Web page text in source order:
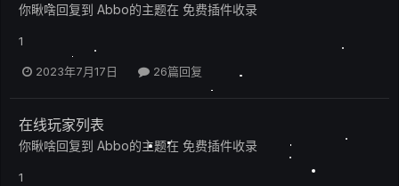
你瞅啥回复到 Abbo的主题在 免费插件收录
1
2023年7月17日 26篇回复
在线玩家列表
你瞅啥回复到 Abbo的主题在 免费插件收录
1